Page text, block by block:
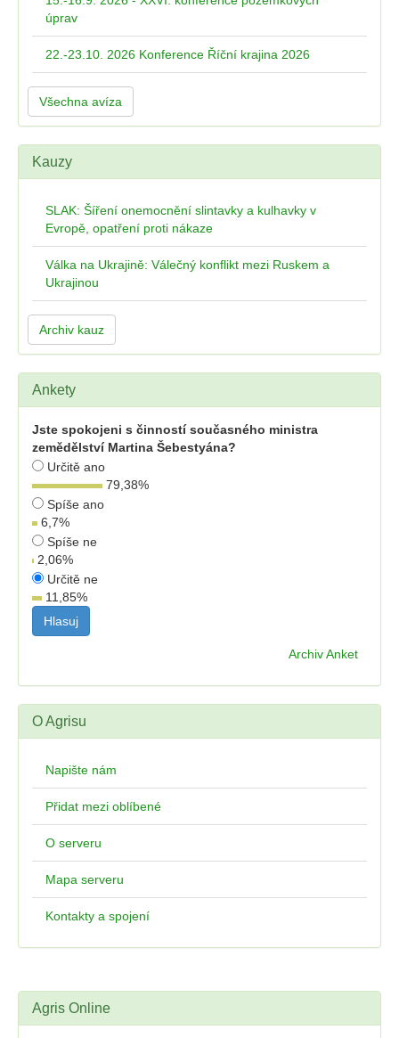
úprav
22.-23.10. 2026 Konference Říční krajina 2026
Všechna avíza
Kauzy
SLAK: Šíření onemocnění slintavky a kulhavky v
Evropě, opatření proti nákaze
Válka na Ukrajině: Válečný konflikt mezi Ruskem a
Ukrajinou
Archiv kauz
Ankety
Jste spokojeni s činností současného ministra
zemědělství Martina Šebestyána?
Určitě ano
79,38%
Spíše ano
6,7%
Spíše ne
2,06%
Určitě ne
11,85%
Archiv Anket
O Agrisu
Napište nám
Přidat mezi oblíbené
O serveru
Mapa serveru
Kontakty a spojení
Agris Online